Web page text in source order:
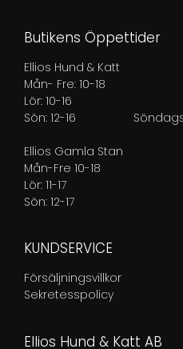
Butikens Öppettider
Ellios Hund & Katt
Mån- Fre: 10-18
Lör: 10-16
Sön: 12-16
Ellios Gamla Stan
Mån-Fre 10-18
Lör: 11-17
Sön: 12-17
KUNDSERVICE
Försäljningsvillkor
Sekretesspolicy
Ellios Hund & Katt AB